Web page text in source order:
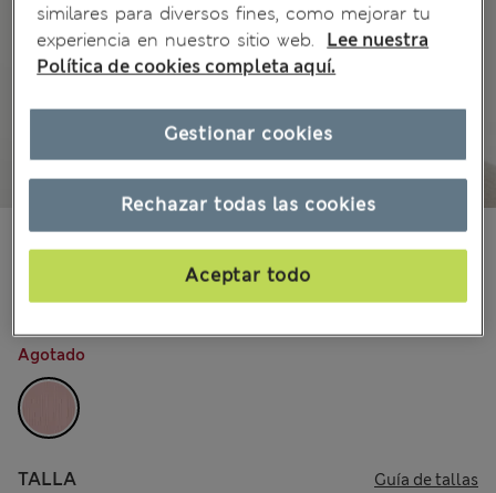
$30.99
COLOR: Rosa
Agotado
TALLA Guía de tallas
similares para diversos fines, como mejorar tu
experiencia en nuestro sitio web.
Lee nuestra
Política de cookies completa aquí.
Rechazar todas las cookies
Aceptar todo
Gestionar cookies